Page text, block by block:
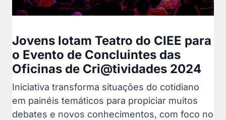
Jovens lotam Teatro do CIEE para
o Evento de Concluintes das
Oficinas de Cri@tividades 2024
Iniciativa transforma situações do cotidiano
em painéis temáticos para propiciar muitos
debates e novos conhecimentos, com foco no